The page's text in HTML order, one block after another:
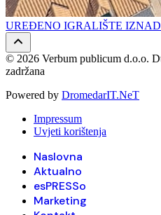
UREĐENO IGRALIŠTE
© 2026 Verbum publicum d.o.o.
zadržana
Powered by DromedarIT.NeT
Impressum
Uvjeti korištenja
Naslovna
Aktualno
esPRESSo
Marketing